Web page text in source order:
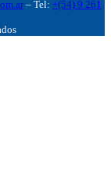
– Tel: +(54) 9 261